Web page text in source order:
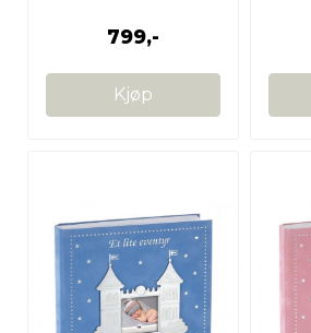
799,-
Kjøp